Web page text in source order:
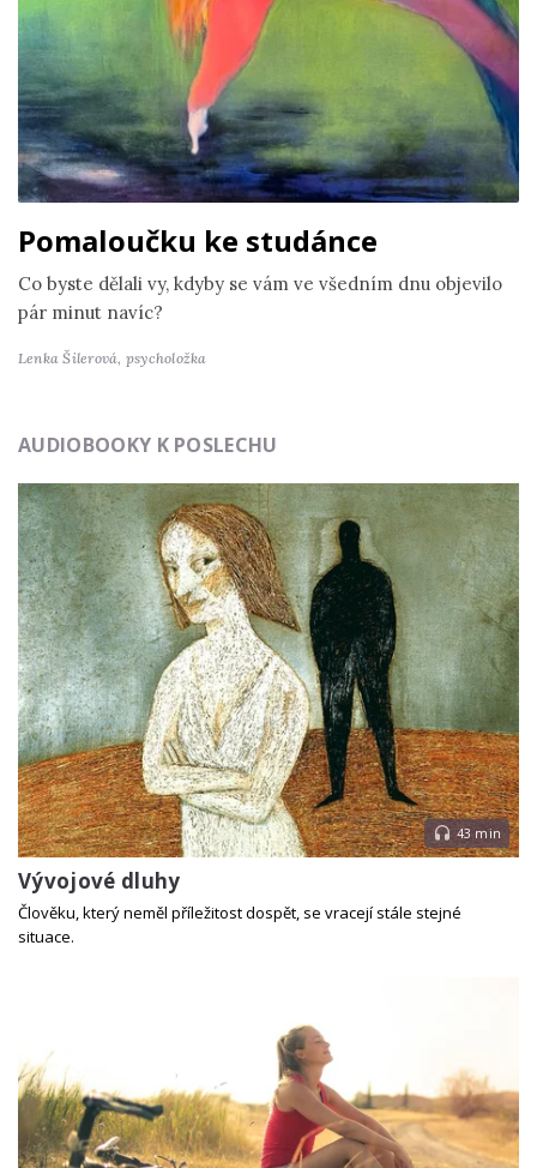
Pomaloučku ke studánce
Co byste dělali vy, kdyby se vám ve všedním dnu objevilo
pár minut navíc?
Lenka Šilerová, psycholožka
AUDIOBOOKY K POSLECHU
43 min
Vývojové dluhy
Člověku, který neměl příležitost dospět, se vracejí stále stejné
situace.